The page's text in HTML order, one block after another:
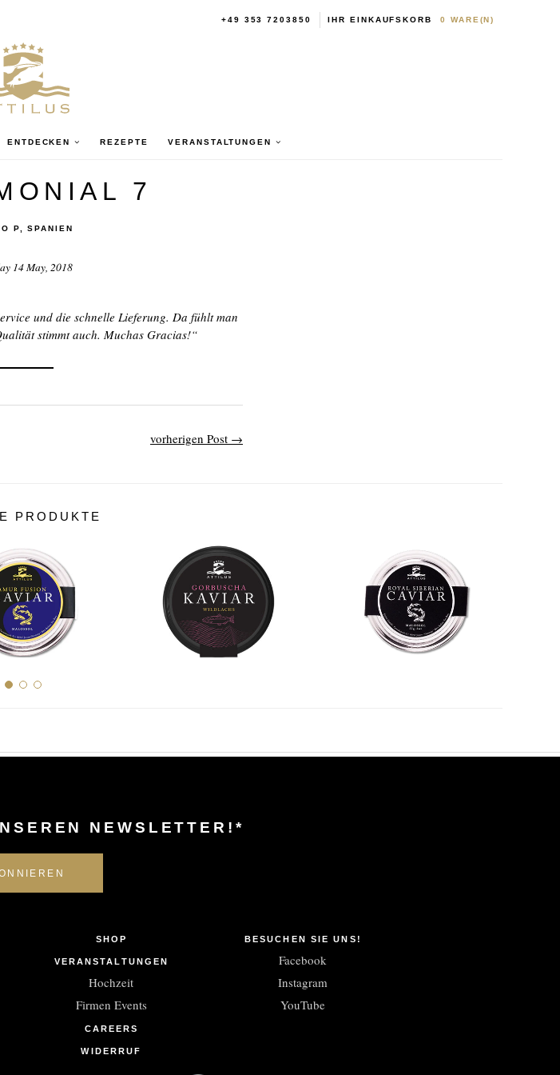
ENTDECKEN REZEPTE VERANSTALTUNGEN
IHR EINKAUFSKORB 0 WARE(N)
+49 353 7203850
7
P, SPANIEN
14 May, 2018
und die schnelle Lieferung. Da fühlt man
stimmt auch. Muchas Gracias!“
vorherigen Post →
PRODUKTE
NEWSLETTER!*
SHOP
VERANSTALTUNGEN
Hochzeit
Firmen Events
CAREERS
WIDERRUF
BESUCHEN SIE UNS!
Facebook
Instagram
YouTube